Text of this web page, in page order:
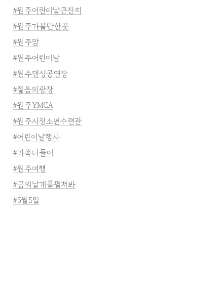
#원주어린이날큰잔치
#원주가볼만한곳
#원주맘
#원주어린이날
#원주댄싱공연장
#젊음의광장
#원주YMCA
#원주시청소년수련관
#어린이날행사
#가족나들이
#원주여행
#꿈의날개를펼쳐봐
#5월5일